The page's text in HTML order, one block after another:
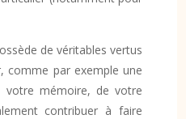
de véritables vertus
comme par exemple une
votre mémoire, de votre
contribuer à faire